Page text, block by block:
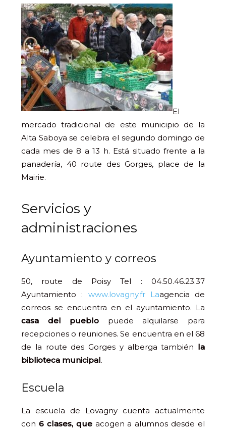
El
mercado tradicional de este municipio de la
Alta Saboya se celebra el segundo domingo de
cada mes de 8 a 13 h. Está situado frente a la
panadería, 40 route des Gorges, place de la
Mairie.
Servicios y
administraciones
Ayuntamiento y correos
50, route de Poisy Tel : 04.50.46.23.37
Ayuntamiento : www.lovagny.fr Laagencia de
correos se encuentra en el ayuntamiento. La
casa del pueblo puede alquilarse para
recepciones o reuniones. Se encuentra en el 68
de la route des Gorges y alberga también la
biblioteca municipal.
Escuela
La escuela de Lovagny cuenta actualmente
con 6 clases, queacogen a alumnos desde el